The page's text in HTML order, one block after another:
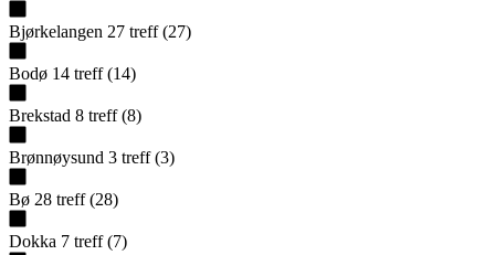
Bjørkelangen 27 treff (27)
Bodø 14 treff (14)
Brekstad 8 treff (8)
Brønnøysund 3 treff (3)
Bø 28 treff (28)
Dokka 7 treff (7)